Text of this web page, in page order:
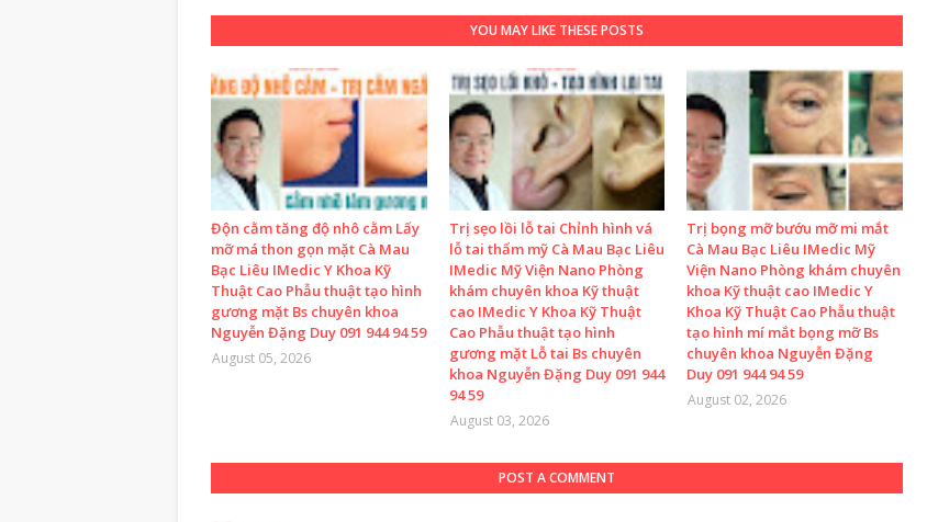
YOU MAY LIKE THESE POSTS
Độn cằm tăng độ nhô cằm Lấy
mỡ má thon gọn mặt Cà Mau
Bạc Liêu IMedic Y Khoa Kỹ
Thuật Cao Phẫu thuật tạo hình
gương mặt Bs chuyên khoa
Nguyễn Đặng Duy 091 944 94 59
August 05, 2026
Trị sẹo lồi lỗ tai Chỉnh hình vá
lỗ tai thẩm mỹ Cà Mau Bạc Liêu
IMedic Mỹ Viện Nano Phòng
khám chuyên khoa Kỹ thuật
cao IMedic Y Khoa Kỹ Thuật
Cao Phẫu thuật tạo hình
gương mặt Lỗ tai Bs chuyên
khoa Nguyễn Đặng Duy 091 944
94 59
August 03, 2026
Trị bọng mỡ bướu mỡ mi mắt
Cà Mau Bạc Liêu IMedic Mỹ
Viện Nano Phòng khám chuyên
khoa Kỹ thuật cao IMedic Y
Khoa Kỹ Thuật Cao Phẫu thuật
tạo hình mí mắt bọng mỡ Bs
chuyên khoa Nguyễn Đặng
Duy 091 944 94 59
August 02, 2026
POST A COMMENT